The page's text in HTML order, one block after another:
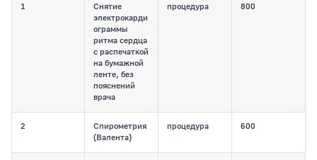
1
Снятие
электрокарди
ограммы
ритма сердца
с распечаткой
на бумажной
ленте, без
пояснений
врача
процедура 800
2
Спирометрия
(Валента)
процедура 600